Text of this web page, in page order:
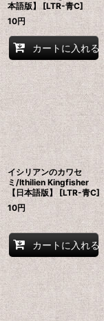
本語版】 [LTR-青C]
10円
カートに入れる
イシリアンのカワセ
ミ/Ithilien Kingfisher
【日本語版】 [LTR-青C]
10円
カートに入れる